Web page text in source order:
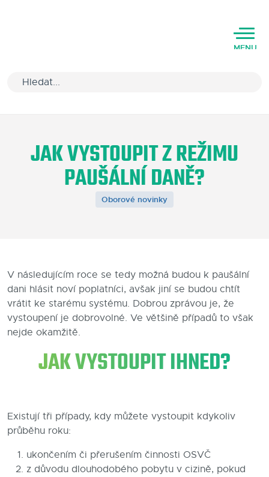
MENU
Varianty software
Školení
Blog
Kontakty
JAK VYSTOUPIT Z REŽIMU
PAUŠÁLNÍ DANĚ?
Oborové novinky
V následujícím roce se tedy možná budou k paušální
dani hlásit noví poplatníci, avšak jiní se budou chtít
vrátit ke starému systému. Dobrou zprávou je, že
vystoupení je dobrovolné. Ve většině případů to však
nejde okamžitě.
JAK VYSTOUPIT IHNED?
Existují tři případy, kdy můžete vystoupit kdykoliv
průběhu roku:
ukončením či přerušením činnosti OSVČ
z důvodu dlouhodobého pobytu v cizině, pokud